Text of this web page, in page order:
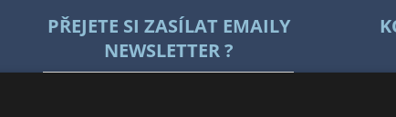
PŘEJETE SI ZASÍLAT EMAILY
NEWSLETTER ?